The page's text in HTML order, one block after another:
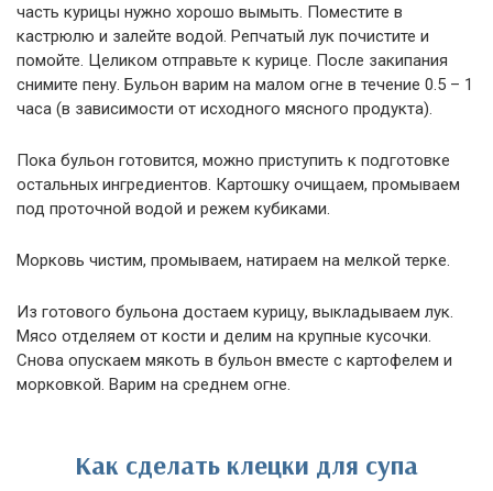
часть курицы нужно хорошо вымыть. Поместите в
кастрюлю и залейте водой. Репчатый лук почистите и
помойте. Целиком отправьте к курице. После закипания
снимите пену. Бульон варим на малом огне в течение 0.5 – 1
часа (в зависимости от исходного мясного продукта).
Пока бульон готовится, можно приступить к подготовке
остальных ингредиентов. Картошку очищаем, промываем
под проточной водой и режем кубиками.
Морковь чистим, промываем, натираем на мелкой терке.
Из готового бульона достаем курицу, выкладываем лук.
Мясо отделяем от кости и делим на крупные кусочки.
Снова опускаем мякоть в бульон вместе с картофелем и
морковкой. Варим на среднем огне.
Как сделать клецки для супа